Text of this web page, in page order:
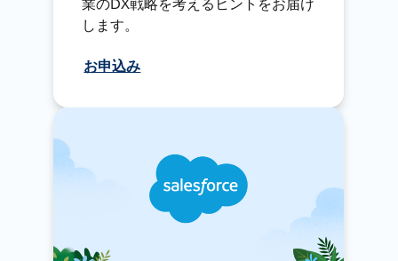
業のDX戦略を考えるヒントをお届け
します。
お申込み